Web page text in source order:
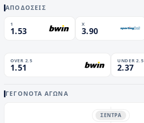
ΑΠΟΔΟΣΕΙΣ
1
1.53
X
3.90
OVER 2.5
1.51
UNDER 2.5
2.37
ΓΕΓΟΝΌΤΑ ΑΓΏΝΑ
ΣΈΝΤΡΑ